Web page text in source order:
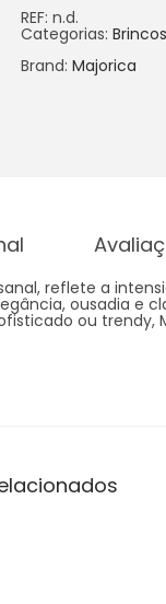
REF: n.d.
Categorias: Brincos
Brand: Majorica
reflete a
ousadia e
ou trendy,